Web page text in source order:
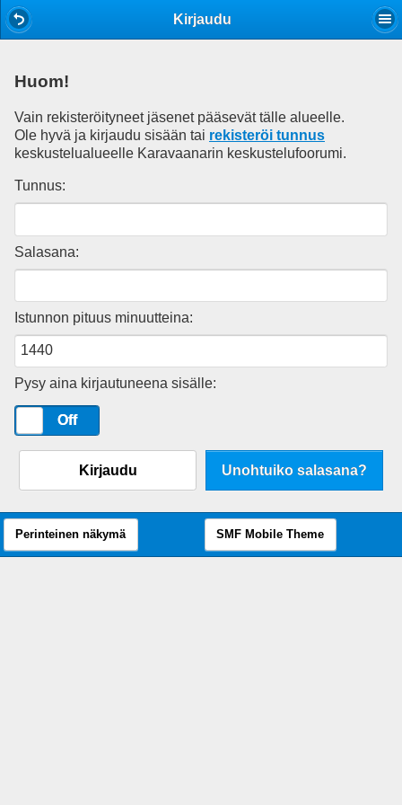
Kirjaudu
Huom!
Vain rekisteröityneet jäsenet pääsevät tälle alueelle.
Ole hyvä ja kirjaudu sisään tai rekisteröi tunnus
keskustelualueelle Karavaanarin keskustelufoorumi.
Tunnus:
Salasana:
Istunnon pituus minuutteina:
Pysy aina kirjautuneena sisälle:
Off
Kirjaudu Unohtuiko salasana?
Perinteinen näkymä SMF Mobile Theme